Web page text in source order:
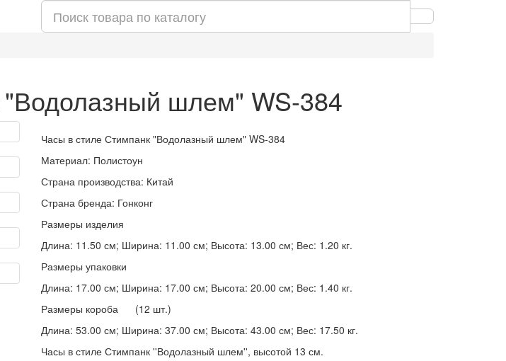
шлем" WS-384
Часы в стиле Стимпанк "Водолазный шлем" WS-384
Материал: Полистоун
Страна производства: Китай
Страна бренда: Гонконг
Размеры изделия
Длина: 11.50 см; Ширина: 11.00 см; Высота: 13.00 см; Вес: 1.20 кг.
Размеры упаковки
Длина: 17.00 см; Ширина: 17.00 см; Высота: 20.00 см; Вес: 1.40 кг.
Размеры короба (12 шт.)
Длина: 53.00 см; Ширина: 37.00 см; Высота: 43.00 см; Вес: 17.50 кг.
Часы в стиле Стимпанк ''Водолазный шлем'', высотой 13 см.